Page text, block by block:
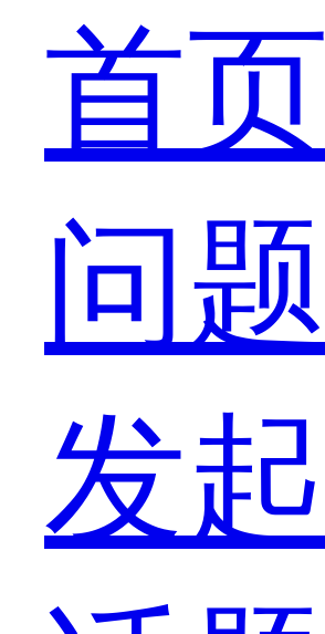
体
关
于
首页
问题
发起